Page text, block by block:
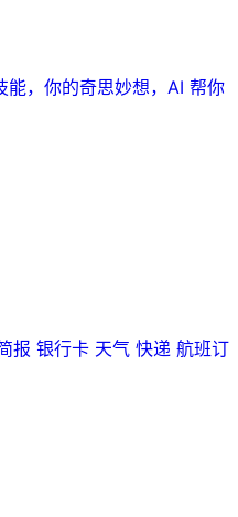
能，你的奇思妙想，AI 帮你
报 银行卡 天气 快递 航班订